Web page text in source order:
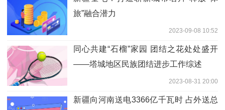
旅”融合潜力
2023-09-08 10:52
同心共建“石榴”家园 团结之花处处盛开
——塔城地区民族团结进步工作综述
2023-08-31 20:00
新疆向河南送电3366亿千瓦时 占外送总